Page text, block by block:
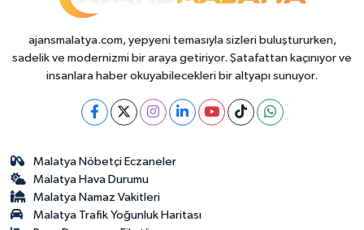
ajansmalatya.com, yepyeni temasıyla sizleri buluştururken,
sadelik ve modernizmi bir araya getiriyor. Şatafattan kaçınıyor ve
insanlara haber okuyabilecekleri bir altyapı sunuyor.
Malatya Nöbetçi Eczaneler
Malatya Hava Durumu
Malatya Namaz Vakitleri
Malatya Trafik Yoğunluk Haritası